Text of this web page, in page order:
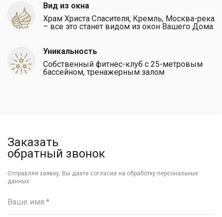
Вид из окна
Храм Христа Спасителя, Кремль, Москва-река
– все это станет видом из окон Вашего Дома.
Уникальность
Собственный фитнес-клуб с 25-метровым
бассейном, тренажерным залом
Заказать
обратный звонок
Отправляя заявку, Вы даете согласие на обработку персональных
данных